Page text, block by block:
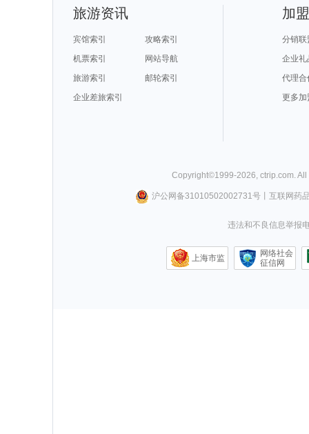
旅游资讯
宾馆索引
攻略索引
机票索引
网站导航
旅游索引
邮轮索引
企业差旅索引
加
分销联
企业礼
代理合
更多加
Copyright©1999-2026 ctrip.com .
沪公网备31010502002731号丨 互联网药
违法和不良信息举报
上海市监
网络社会
征信网